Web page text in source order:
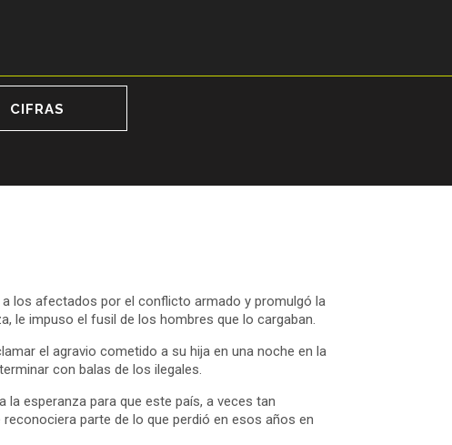
CIFRAS
los afectados por el conflicto armado y promulgó la
le impuso el fusil de los hombres que lo cargaban.
el agravio cometido a su hija en una noche en la
con balas de los ilegales.
la esperanza para que este país, a veces tan
parte de lo que perdió en esos años en